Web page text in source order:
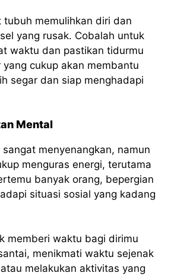
memulihkan diri dan
yang rusak. Cobalah untuk
waktu dan pastikan tidurmu
cukup akan membantu
segar dan siap menghadapi
Mental
menyenangkan, namun
menguras energi, terutama
banyak orang, bepergian
situasi sosial yang kadang
memberi waktu bagi dirimu
menikmati waktu sejenak
melakukan aktivitas yang